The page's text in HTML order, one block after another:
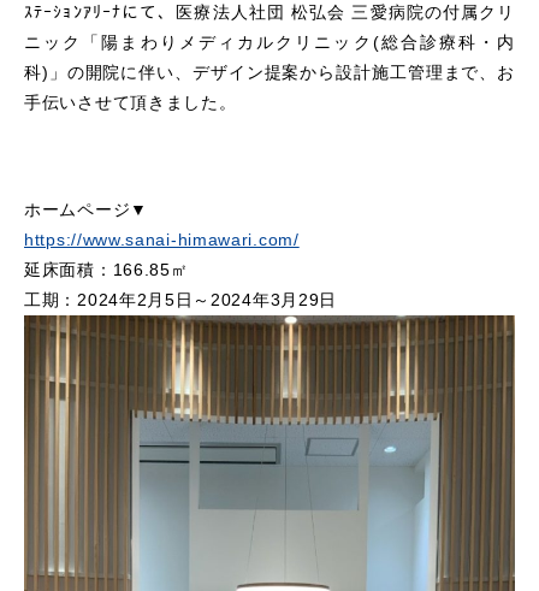
ｽﾃｰｼｮﾝｱﾘｰﾅにて、医療法人社団 松弘会 三愛病院の付属クリ
ニック「陽まわりメディカルクリニック(総合診療科・内
科)」の開院に伴い、デザイン提案から設計施工管理まで、お
手伝いさせて頂きました。
ホームページ▼
https://www.sanai-himawari.com/
延床面積：166.85㎡
工期：2024年2月5日～2024年3月29日